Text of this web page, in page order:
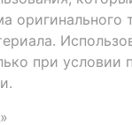
оригинального
при условии